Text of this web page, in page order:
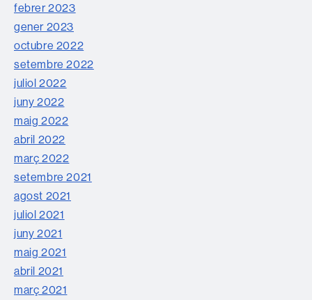
febrer 2023
gener 2023
octubre 2022
setembre 2022
juliol 2022
juny 2022
maig 2022
abril 2022
març 2022
setembre 2021
agost 2021
juliol 2021
juny 2021
maig 2021
abril 2021
març 2021